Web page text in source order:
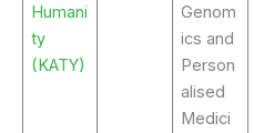
Humani
ty
(KATY)
Genom
ics and
Person
alised
Medici